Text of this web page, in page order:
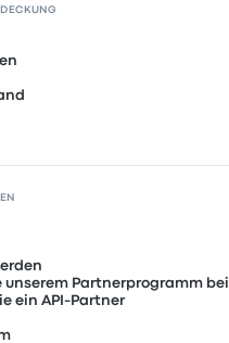
unserem Partnerprogramm bei
ein API-Partner